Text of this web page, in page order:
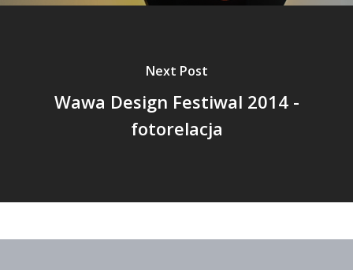
Next Post
Wawa Design Festiwal 2014 -
fotorelacja